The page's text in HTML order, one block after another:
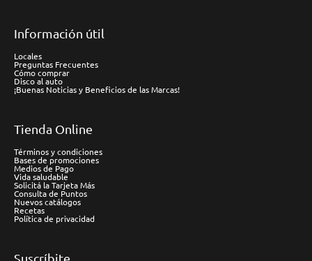
Información útil
Locales
Preguntas Frecuentes
Cómo comprar
Disco al auto
¡Buenas Noticias y Beneficios de las Marcas!
Tienda Online
Términos y condiciones
Bases de promociones
Medios de Pago
Vida saludable
Solicitá la Tarjeta Más
Consulta de Puntos
Nuevos catálogos
Recetas
Política de privacidad
Suscríbite